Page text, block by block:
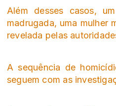
Além desses casos,
madrugada, uma mulher
revelada pelas
A sequência de
seguem com as